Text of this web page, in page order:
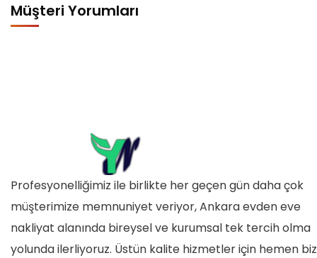
Müşteri Yorumları
Profesyonelliğimiz ile birlikte her geçen gün daha çok
müşterimize memnuniyet veriyor, Ankara evden eve
nakliyat alanında bireysel ve kurumsal tek tercih olma
yolunda ilerliyoruz. Üstün kalite hizmetler için hemen